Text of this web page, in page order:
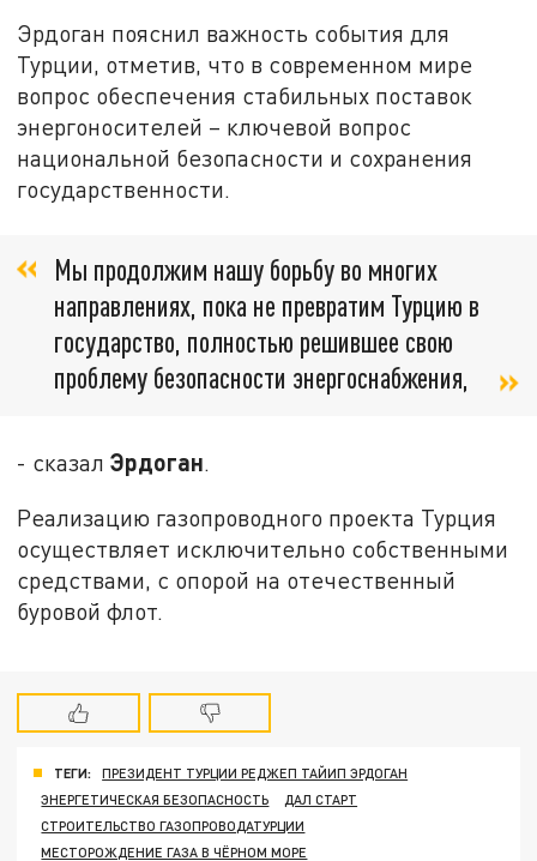
Эрдоган пояснил важность события для
Турции, отметив, что в современном мире
вопрос обеспечения стабильных поставок
энергоносителей – ключевой вопрос
национальной безопасности и сохранения
государственности.
Мы продолжим нашу борьбу во многих
направлениях, пока не превратим Турцию в
государство, полностью решившее свою
проблему безопасности энергоснабжения,
- сказалЭрдоган.
Реализацию газопроводного проекта Турция
осуществляет исключительно собственными
средствами, с опорой на отечественный
буровой флот.
ТЕГИ:
ПРЕЗИДЕНТ ТУРЦИИ РЕДЖЕП ТАЙИП ЭРДОГАН
ЭНЕРГЕТИЧЕСКАЯ БЕЗОПАСНОСТЬ
ДАЛ СТАРТ
СТРОИТЕЛЬСТВО ГАЗОПРОВОДАТУРЦИИ
МЕСТОРОЖДЕНИЕ ГАЗА В ЧЁРНОМ МОРЕ